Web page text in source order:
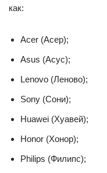
как:
Acer (Асер);
Asus (Асус);
Lenovo (Леново);
Sony (Сони);
Huawei (Хуавей);
Honor (Хонор);
Philips (Филипс);